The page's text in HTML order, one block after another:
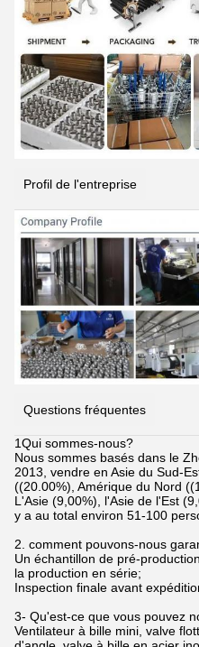
Profil de l'entreprise
Questions fréquentes
1Qui sommes-nous?
Nous sommes basés dans le
2013, vendre en Asie du Sud-
((20.00%), Amérique du Nord
L'Asie (9,00%), l'Asie de l'Est
y a au total environ 51-100
2. comment pouvons-nous
Un échantillon de pré-
la production en série;
Inspection finale avant
3- Qu'est-ce que vous pouvez
Ventilateur à bille mini, valve